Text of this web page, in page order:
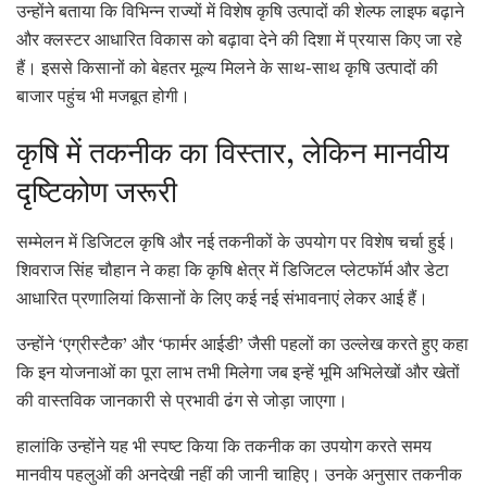
उन्होंने बताया कि विभिन्न राज्यों में विशेष कृषि उत्पादों की शेल्फ लाइफ बढ़ाने
और क्लस्टर आधारित विकास को बढ़ावा देने की दिशा में प्रयास किए जा रहे
हैं। इससे किसानों को बेहतर मूल्य मिलने के साथ-साथ कृषि उत्पादों की
बाजार पहुंच भी मजबूत होगी।
कृषि में तकनीक का विस्तार, लेकिन मानवीय
दृष्टिकोण जरूरी
सम्मेलन में डिजिटल कृषि और नई तकनीकों के उपयोग पर विशेष चर्चा हुई।
शिवराज सिंह चौहान ने कहा कि कृषि क्षेत्र में डिजिटल प्लेटफॉर्म और डेटा
आधारित प्रणालियां किसानों के लिए कई नई संभावनाएं लेकर आई हैं।
उन्होंने ‘एग्रीस्टैक’ और ‘फार्मर आईडी’ जैसी पहलों का उल्लेख करते हुए कहा
कि इन योजनाओं का पूरा लाभ तभी मिलेगा जब इन्हें भूमि अभिलेखों और खेतों
की वास्तविक जानकारी से प्रभावी ढंग से जोड़ा जाएगा।
हालांकि उन्होंने यह भी स्पष्ट किया कि तकनीक का उपयोग करते समय
मानवीय पहलुओं की अनदेखी नहीं की जानी चाहिए। उनके अनुसार तकनीक